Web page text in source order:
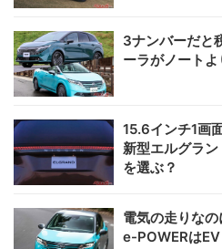
3ナンバーだと
ーラがノート
15.6インチ1画
新型エルグラ
を選ぶ？
電気の走りな
e-POWERは